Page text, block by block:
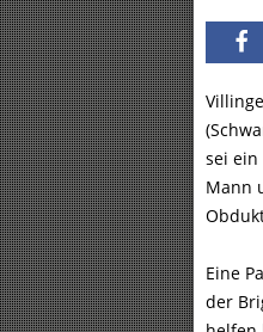
sei ein
Mann
Eine
der